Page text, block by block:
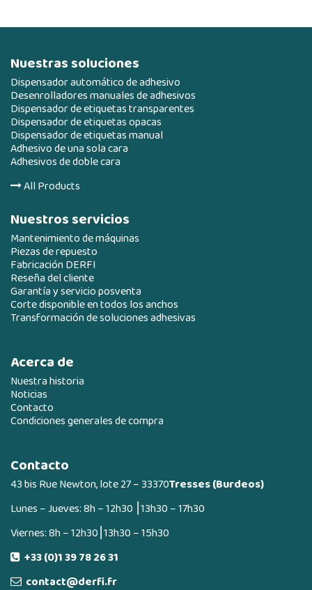
Nuestras soluciones
Dispensador automático de adhesivo
Desenrolladores manuales de adhesivos
Dispensador de etiquetas transparentes
Dispensador de etiquetas opacas
Dispensador de etiquetas manual
Adhesivo de una sola cara
Adhesivos de doble cara
All Products
Nuestros servicios
Mantenimiento de máquinas
Piezas de repuesto
Fabricación DERFI
Reseña del cliente
Garantía y servicio posventa
Corte disponible en todos los anchos
Transformación de soluciones adhesivas
Acerca de
Nuestra historia
Noticias
Contacto
Condiciones generales de compra
Contacto
43 bis Rue Newton, lote 27 – 33370Tresses (Burdeos)
Lunes – Jueves: 8h – 12h30 ⎮13h30 – 17h30
Viernes: 8h – 12h30⎮13h30 – 15h30
+33 (0)1 39 78 26 31
contact@derfi.fr